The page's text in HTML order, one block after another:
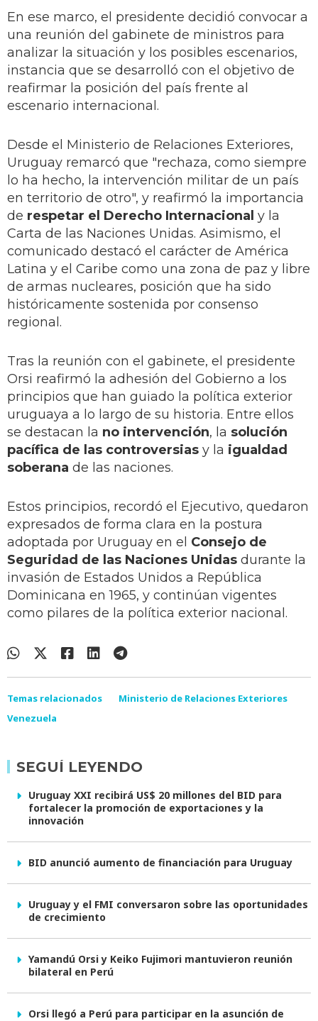
En ese marco, el presidente decidió convocar a
una reunión del gabinete de ministros para
analizar la situación y los posibles escenarios,
instancia que se desarrolló con el objetivo de
reafirmar la posición del país frente al
escenario internacional.
Desde el Ministerio de Relaciones Exteriores,
Uruguay remarcó que "rechaza, como siempre
lo ha hecho, la intervención militar de un país
en territorio de otro", y reafirmó la importancia
de respetar el Derecho Internacional y la
Carta de las Naciones Unidas. Asimismo, el
comunicado destacó el carácter de América
Latina y el Caribe como una zona de paz y libre
de armas nucleares, posición que ha sido
históricamente sostenida por consenso
regional.
Tras la reunión con el gabinete, el presidente
Orsi reafirmó la adhesión del Gobierno a los
principios que han guiado la política exterior
uruguaya a lo largo de su historia. Entre ellos
se destacan la no intervención, la solución
pacífica de las controversias y la igualdad
soberana de las naciones.
Estos principios, recordó el Ejecutivo, quedaron
expresados de forma clara en la postura
adoptada por Uruguay en el Consejo de
Seguridad de las Naciones Unidas durante la
invasión de Estados Unidos a República
Dominicana en 1965, y continúan vigentes
como pilares de la política exterior nacional.
Temas relacionados
Ministerio de Relaciones Exteriores
Venezuela
SEGUÍ LEYENDO
Uruguay XXI recibirá US$ 20 millones del BID para
fortalecer la promoción de exportaciones y la
innovación
BID anunció aumento de financiación para Uruguay
Uruguay y el FMI conversaron sobre las oportunidades
de crecimiento
Yamandú Orsi y Keiko Fujimori mantuvieron reunión
bilateral en Perú
Orsi llegó a Perú para participar en la asunción de